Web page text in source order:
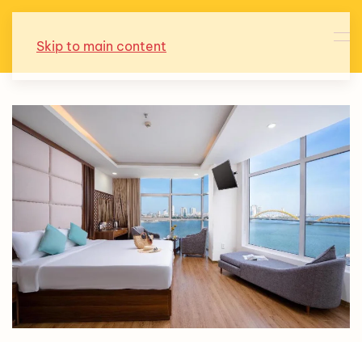
Skip to main content